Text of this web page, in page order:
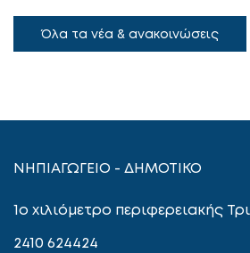
Όλα τα νέα & ανακοινώσεις
ΝΗΠΙΑΓΩΓΕΙΟ - ΔΗΜΟΤΙΚΟ
1ο χιλιόμετρο περιφερειακής
2410 624424